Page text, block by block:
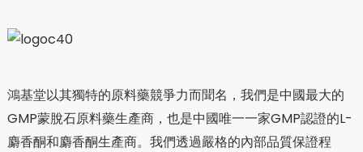
鴻基堂以其獨特的原料藥競爭力而聞名，我們是中國最大的
GMP蒙脫石原料藥生產商，也是中國唯一一家GMP認證的L-
麝香酮和麝香酮生產商。我們透過嚴格的內部品質保證程